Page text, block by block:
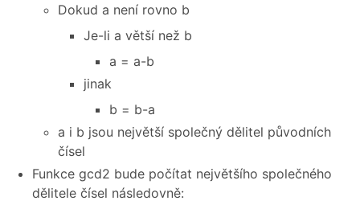
Dokud a není rovno b
Je-li a větší než b
a = a-b
jinak
b = b-a
a i b jsou největší společný dělitel původních
čísel
Funkce gcd2 bude počítat největšího společného
dělitele čísel následovně: